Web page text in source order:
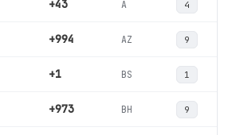
+43 À 4
+994 AZ 9
+1 BS 1
+973 BH 9